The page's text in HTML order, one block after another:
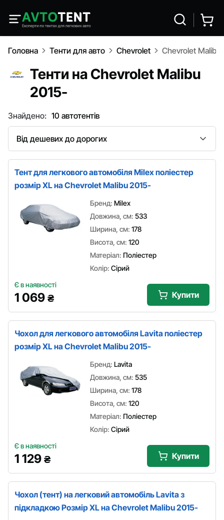
Головна Тенти для авто Chevrolet Chevrolet Malibu
Тенти на Chevrolet Malibu
2015-
Знайдено: 10 автотентів
Сортування
Тент для легкового автомобіля Milex поліестер
розмір XL на Chevrolet Malibu 2015-
Бренд: Milex
Довжина, см: 533
Ширина, см: 178
Висота, см: 120
Матеріал: Поліестер
Колір: Сірий
Є в наявності
1 069 ₴ Купити
Чохол для легкового автомобіля Lavita поліестер
розмір XL на Chevrolet Malibu 2015-
Бренд: Lavita
Довжина, см: 535
Ширина, см: 178
Висота, см: 120
Матеріал: Поліестер
Колір: Сірий
Є в наявності
1 129 ₴ Купити
Чохол (тент) на легковий автомобіль Lavita з
підкладкою Розмір XL на Chevrolet Malibu 2015-